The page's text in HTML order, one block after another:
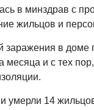
в минздрав с
жильцов и
заражения в доме
месяца и с тех
умерли 14